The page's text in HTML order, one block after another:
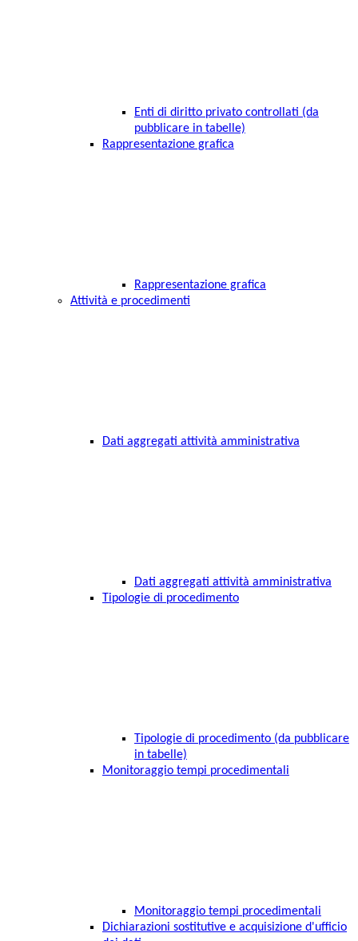
Enti di diritto privato controllati (da
pubblicare in tabelle)
Rappresentazione grafica
Rappresentazione grafica
Attività e procedimenti
Dati aggregati attività amministrativa
Dati aggregati attività amministrativa
Tipologie di procedimento
Tipologie di procedimento (da pubblicare
in tabelle)
Monitoraggio tempi procedimentali
Monitoraggio tempi procedimentali
Dichiarazioni sostitutive e acquisizione d'ufficio